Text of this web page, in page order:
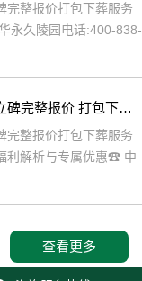
完整报价打包下葬服务
永久陵园电话:400-838-
对死亡和身后事的规划
“中华永久陵园生态立碑完整报价 打包下葬服务同步享折扣：全方位福利解析与专属优惠”
完整报价打包下葬服务
利解析与专属优惠☎ 中
5063在现代社会，人
查看更多